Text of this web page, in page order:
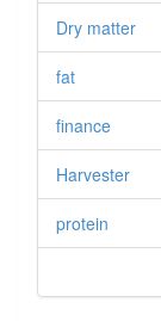
Dry matter
fat
finance
Harvester
protein